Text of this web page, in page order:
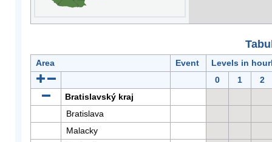
Area Event
Levels in
0
1
2
Bratislavský kraj
Bratislava
Malacky